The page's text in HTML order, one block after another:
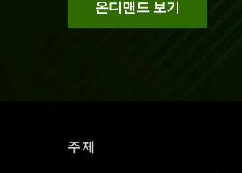
온디맨드 보기
주제